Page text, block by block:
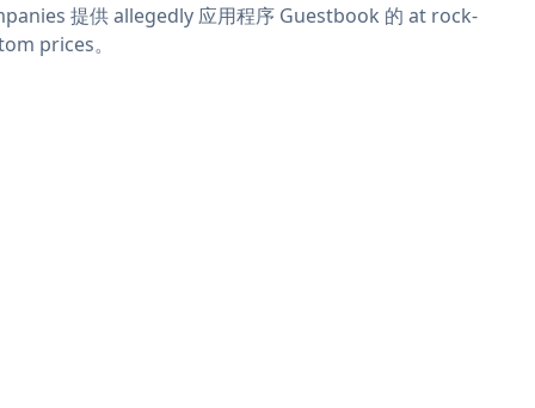
提供 allegedly 应用程序 Guestbook 的 at rock-
prices。